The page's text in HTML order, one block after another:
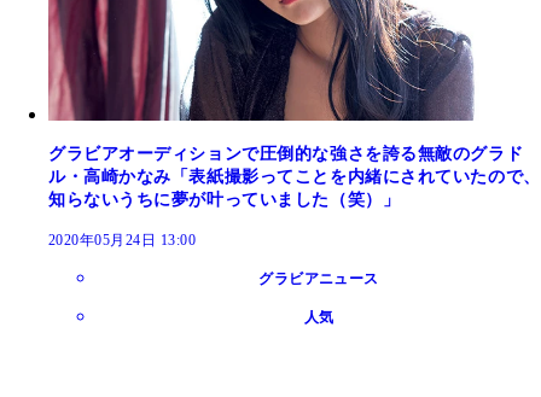
グラビアオーディションで圧倒的な強さを誇る無敵のグラド
ル・高崎かなみ「表紙撮影ってことを内緒にされていたので、
知らないうちに夢が叶っていました（笑）」
2020年05月24日 13:00
グラビアニュース
人気